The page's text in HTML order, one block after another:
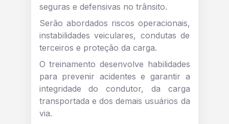
seguras e defensivas no trânsito.
Serão abordados riscos operacionais,
instabilidades veiculares, condutas de
terceiros e proteção da carga.
O treinamento desenvolve habilidades
para prevenir acidentes e garantir a
integridade do condutor, da carga
transportada e dos demais usuários da
via.